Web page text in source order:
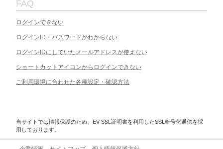
FAQ
ログインできない
ログインID・パスワードがわからない
ログインIDにしていたメールアドレスが使えない
ショートカットアイコンからログインできない
ご利用環境に合わせた各種設定・確認方法
当サイトでは情報保護のため、EV SSL証明書を利用したSSL暗号化通信を採
用しております。